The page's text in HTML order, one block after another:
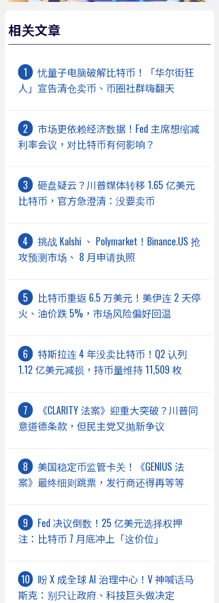
相关文章
忧量子电脑破解比特币！「华尔街狂
人」宣告清仓卖币、币圈社群嗨翻天
市场更依赖经济数据！Fed 主席想缩减
利率会议，对比特币有何影响？
砸盘疑云？川普媒体转移 1.65 亿美元
比特币，官方急澄清：没要卖币
挑战 Kalshi 、 Polymarket！Binance.US 抢
攻预测市场、 8 月申请执照
比特币重返 6.5 万美元！美伊连 2 天停
火、油价跌 5%，市场风险偏好回温
特斯拉连 4 年没卖比特币！Q2 认列
1.12 亿美元减损，持币量维持 11,509 枚
《CLARITY 法案》迎重大突破？川普同
意道德条款，但民主党又抛新争议
美国稳定币监管卡关！《GENIUS 法
案》最终细则跳票，发行商还得再等等
Fed 决议倒数！25 亿美元选择权押
注：比特币 7 月底冲上「这价位」
盼 X 成全球 AI 治理中心！V 神喊话马
斯克：别只让政府、科技巨头做决定